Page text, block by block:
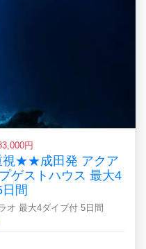
円
視★★成田発 アクア
ゲストハウス 最大4
間
オ 最大4ダイブ付 5日間